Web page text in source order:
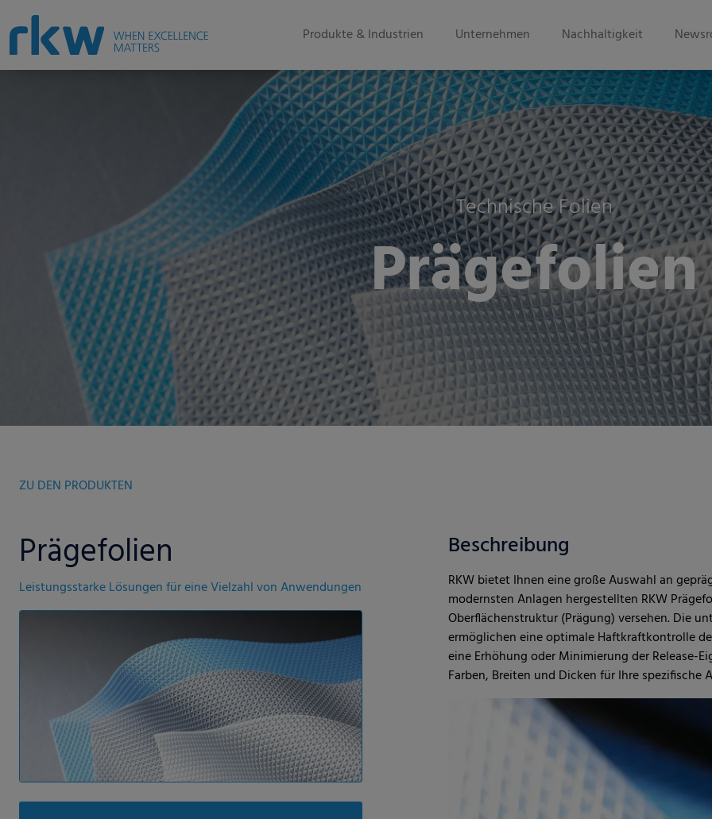
Produkte & Industrien Unternehmen Nachhaltigkeit
Technische Folien
Prägefolien
ZU DEN PRODUKTEN
Prägefolien
Leistungsstarke Lösungen für eine Vielzahl von Anwendungen
Beschreibung
RKW bietet Ihnen eine große Auswahl an
modernsten Anlagen hergestellten RKW
Oberflächenstruktur (Prägung) versehen. Die
ermöglichen eine optimale Haftkraftkontrolle
eine Erhöhung oder Minimierung der Release-
Farben, Breiten und Dicken für Ihre spezifische